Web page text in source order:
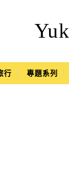
行 專題系列